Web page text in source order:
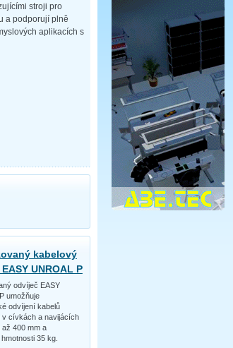
stroji pro
a podporují plně
aplikacích s
kabelový
UNROAL P
odvíječ EASY
umožňuje
odvíjení kabelů
v cívkách a navijácích
až 400 mm a
35 kg.